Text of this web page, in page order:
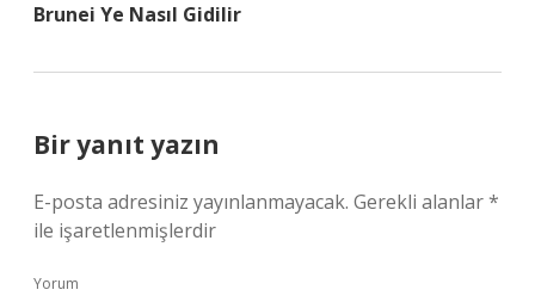
Brunei Ye Nasıl Gidilir
Bir yanıt yazın
E-posta adresiniz yayınlanmayacak. Gerekli alanlar*
ile işaretlenmişlerdir
Yorum